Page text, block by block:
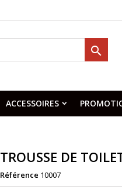

ACCESSOIRES
TROUSSE DE
Référence 10007